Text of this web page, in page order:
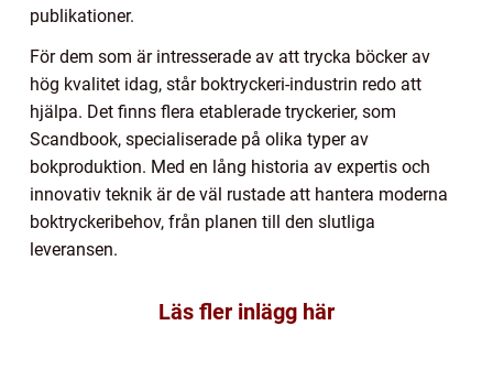
publikationer.
För dem som är intresserade av att trycka böcker av
hög kvalitet idag, står boktryckeri-industrin redo att
hjälpa. Det finns flera etablerade tryckerier, som
Scandbook, specialiserade på olika typer av
bokproduktion. Med en lång historia av expertis och
innovativ teknik är de väl rustade att hantera moderna
boktryckeribehov, från planen till den slutliga
leveransen.
Läs fler inlägg här